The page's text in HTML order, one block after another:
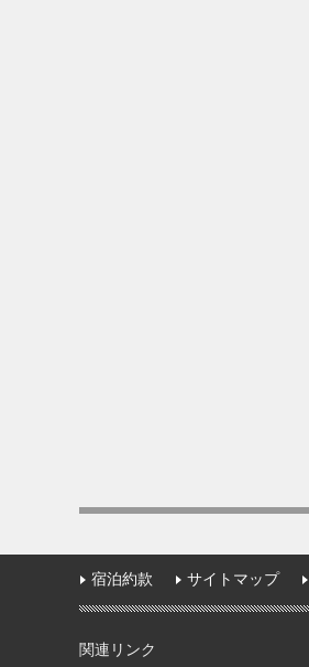
宿泊約款 サイトマップ
関連リンク